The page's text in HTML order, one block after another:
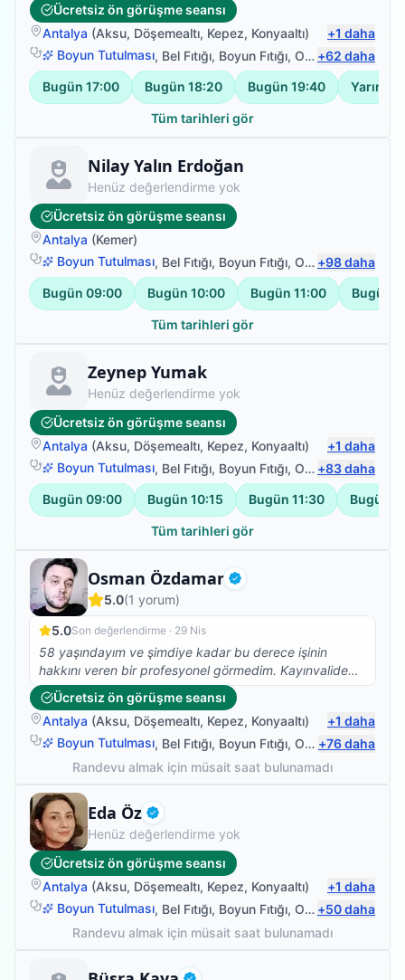
Ücretsiz ön görüşme seansı
Antalya (Aksu, Döşemealtı, Kepez, Konyaaltı) +1 daha
Boyun Tutulması, Bel Fıtığı, Boyun Fıtığı, Omuz Bağ Yaralanması +62 daha
Bugün 17:00 Bugün 18:20 Bugün 19:40 Yarın
Tüm tarihleri gör
Nilay Yalın Erdoğan
Fizyoterapist
Henüz değerlendirme yok
Ücretsiz ön görüşme seansı
Antalya (Kemer)
Boyun Tutulması, Bel Fıtığı, Boyun Fıtığı, Omuz Bağ Yaralanması +98daha
Bugün 09:00 Bugün 10:00 Bugün 11:00 Bugün
Tüm tarihleri gör
Zeynep Yumak
Fizyoterapist
Henüz değerlendirme yok
Ücretsiz ön görüşme seansı
Antalya (Aksu, Döşemealtı, Kepez, Konyaaltı) +1 daha
Boyun Tutulması, Bel Fıtığı, Boyun Fıtığı, Omuz Bağ Yaralanması +83daha
Bugün 09:00 Bugün 10:15 Bugün 11:30 Bugün
Tüm tarihleri gör
Osman Özdamar Doğrulanmış
Fizyoterapist
5.0(1 yorum)
5.0Son değerlendirme · 29 Nis
58 yaşındayım ve şimdiye kadar bu derece işinin
hakkını veren bir profesyonel görmedim. Kayınvalidem
için 4 aydır hizmet alıyoruz. Şahsen hiç ümit
vermediğim, ayağa bile kalkamayan kayıvalidem şu an
walkerla yürümeye başladı. Hastaya ve hasta yakınına
yaklaşımı da çok güzel. Emeğinize sağlık Osman
hocam.
Ücretsiz ön görüşme seansı
Antalya (Aksu, Döşemealtı, Kepez, Konyaaltı) +1 daha
Boyun Tutulması, Bel Fıtığı, Boyun Fıtığı, Omuz Bağ Yaralanması +76daha
Randevu almak için müsait saat bulunamadı
Eda Öz Doğrulanmış
Fizyoterapist
Henüz değerlendirme yok
Ücretsiz ön görüşme seansı
Antalya (Aksu, Döşemealtı, Kepez, Konyaaltı) +1 daha
Boyun Tutulması, Bel Fıtığı, Boyun Fıtığı, Omuz Bağ Yaralanması +50daha
Randevu almak için müsait saat bulunamadı
Fizyoterapist